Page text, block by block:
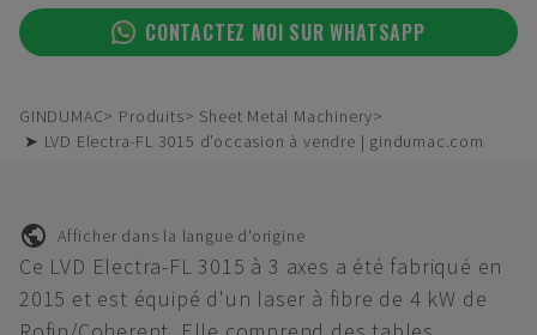
CONTACTEZ MOI SUR WHATSAPP
GINDUMAC Produits
Sheet Metal Machinery
➤ LVD Electra-FL 3015 d'occasion à vendre | gindumac.com
Afficher dans la langue d'origine
Ce LVD Electra-FL 3015 à 3 axes a été fabriqué en
2015 et est équipé d'un laser à fibre de 4 kW de